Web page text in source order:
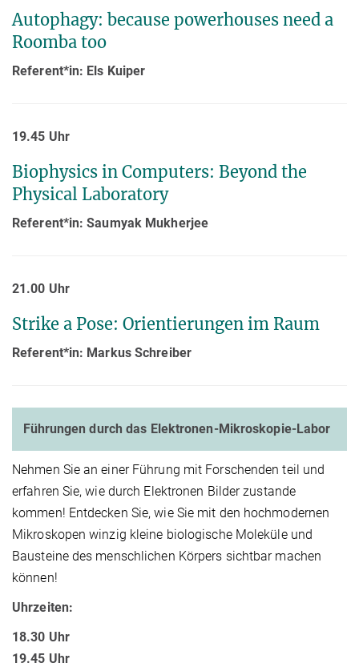
Autophagy: because powerhouses need a
Roomba too
Referent*in: Els Kuiper
19.45 Uhr
Biophysics in Computers: Beyond the
Physical Laboratory
Referent*in: Saumyak Mukherjee
21.00 Uhr
Strike a Pose: Orientierungen im Raum
Referent*in: Markus Schreiber
Führungen durch das Elektronen-Mikroskopie-Labor
Nehmen Sie an einer Führung mit Forschenden teil und
erfahren Sie, wie durch Elektronen Bilder zustande
kommen! Entdecken Sie, wie Sie mit den hochmodernen
Mikroskopen winzig kleine biologische Moleküle und
Bausteine des menschlichen Körpers sichtbar machen
können!
Uhrzeiten:
18.30 Uhr
19.45 Uhr